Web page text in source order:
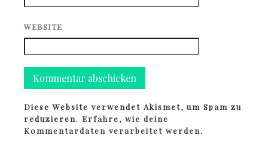
WEBSITE
Diese Website verwendet Akismet, um Spam zu
reduzieren.Erfahre, wie deine
Kommentardaten verarbeitet werden.